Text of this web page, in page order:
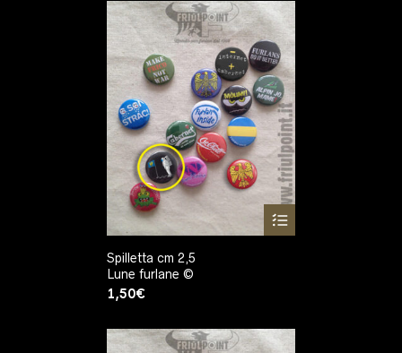
Spilletta cm 2,5
Lune furlane ©
1,50€